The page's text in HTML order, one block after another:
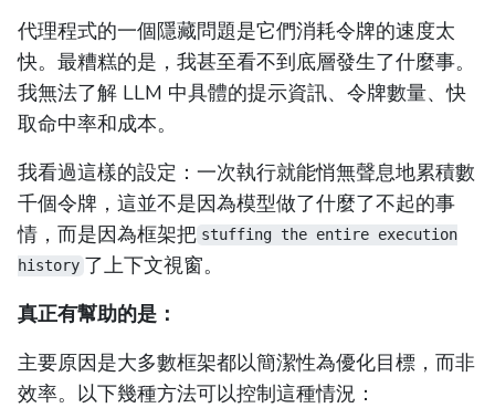
代理程式的一個隱藏問題是它們消耗令牌的速度太
快。最糟糕的是，我甚至看不到底層發生了什麼事。
我無法了解 LLM 中具體的提示資訊、令牌數量、快
取命中率和成本。
我看過這樣的設定：一次執行就能悄無聲息地累積數
千個令牌，這並不是因為模型做了什麼了不起的事
情，而是因為框架把 stuffing the entire execution
history 了上下文視窗。
真正有幫助的是：
主要原因是大多數框架都以簡潔性為優化目標，而非
效率。以下幾種方法可以控制這種情況：